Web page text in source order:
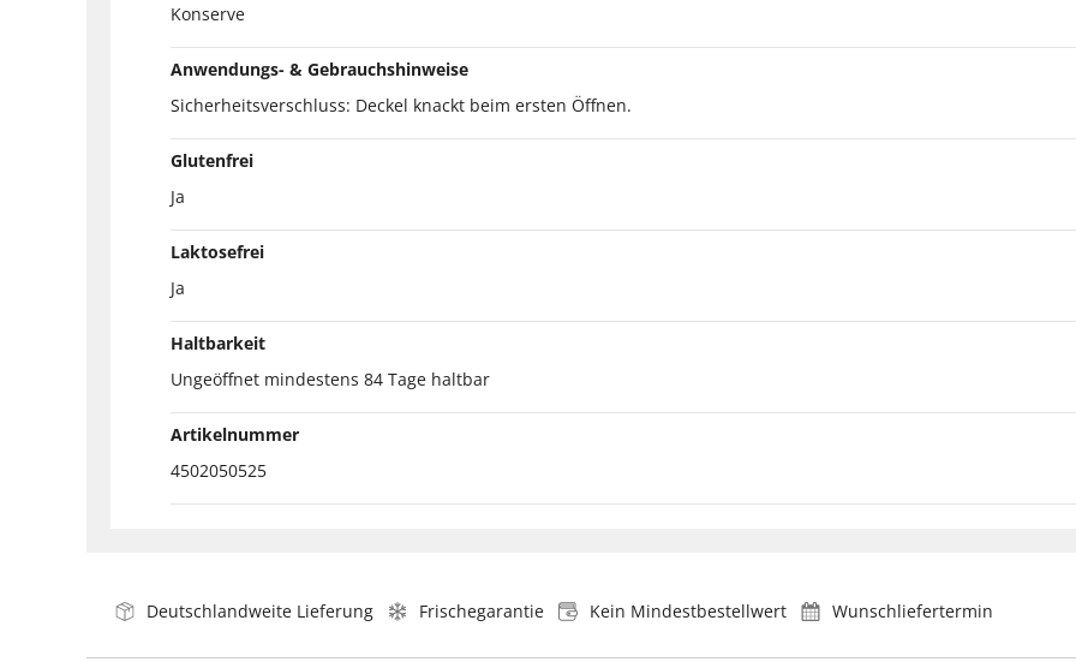
Konserve
Anwendungs- & Gebrauchshinweise
Sicherheitsverschluss: Deckel knackt beim ersten Öffnen.
Glutenfrei
Ja
Laktosefrei
Ja
Haltbarkeit
Ungeöffnet mindestens 84 Tage haltbar
Artikelnummer
4502050525
Deutschlandweite Lieferung Frischegarantie Kein Mindestbestellwert Wunschliefertermin